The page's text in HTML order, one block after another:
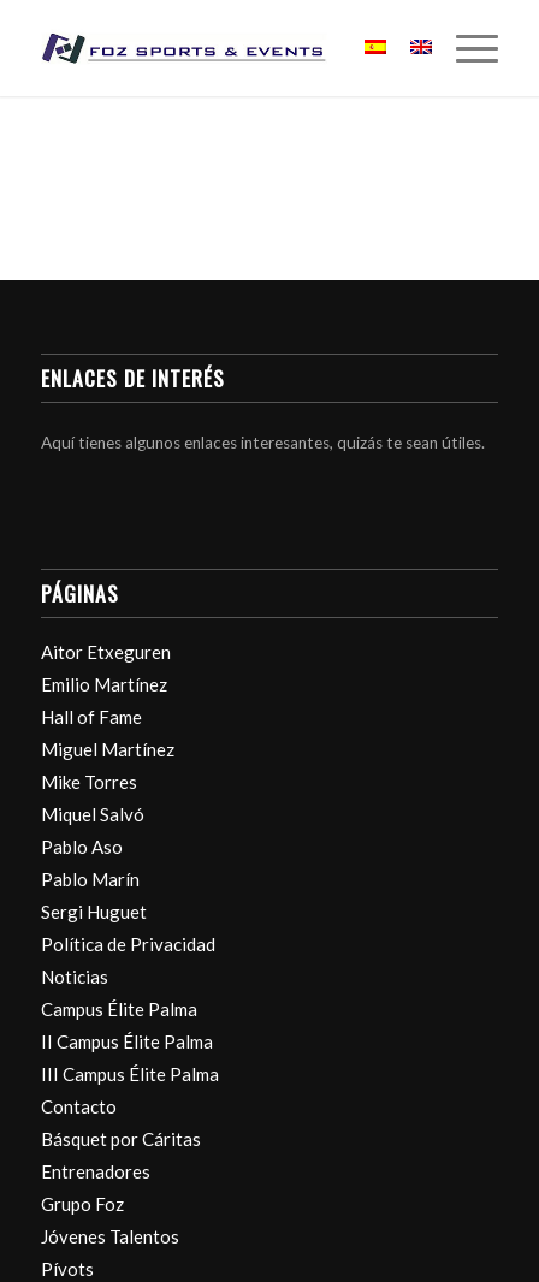
ENLACES DE INTERÉS
Aquí tienes algunos enlaces interesantes, quizás te sean útiles.
PÁGINAS
Aitor Etxeguren
Emilio Martínez
Hall of Fame
Miguel Martínez
Mike Torres
Miquel Salvó
Pablo Aso
Pablo Marín
Sergi Huguet
Política de Privacidad
Noticias
Campus Élite Palma
II Campus Élite Palma
III Campus Élite Palma
Contacto
Básquet por Cáritas
Entrenadores
Grupo Foz
Jóvenes Talentos
Pívots